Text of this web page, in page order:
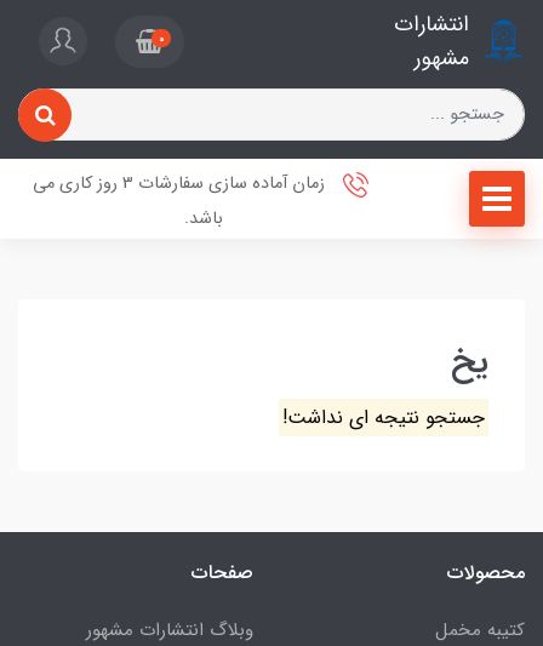
انتشارات
مشهور
0
زمان آماده سازی سفارشات 3 روز کاری می
باشد.
یخ
جستجو نتیجه ای نداشت!
محصولات
کتیبه مخمل
صفحات
وبلاگ انتشارات مشهور